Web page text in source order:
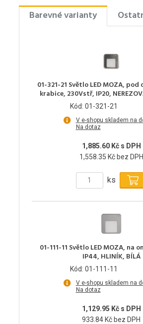
Barevné varianty
01-321-21 Světlo LED MOZA,
krabice, 230Vstř, IP20,
Kód: 01-321-21
V e-shopu skladem na
Na dotaz
1,885.60 Kč s DPH
1,558.35 Kč bez DPH
ks
01-111-11 Světlo LED MOZA, na
IP44, HLINÍK, BÍLÁ
Kód: 01-111-11
V e-shopu skladem na
Na dotaz
1,129.95 Kč s DPH
933.84 Kč bez DPH